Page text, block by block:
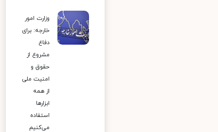
وزارت امور
خارجه: برای
دفاع
مشروع از
حقوق و
امنیت ملی
از همه
ابزارها
استفاده
می‌کنیم